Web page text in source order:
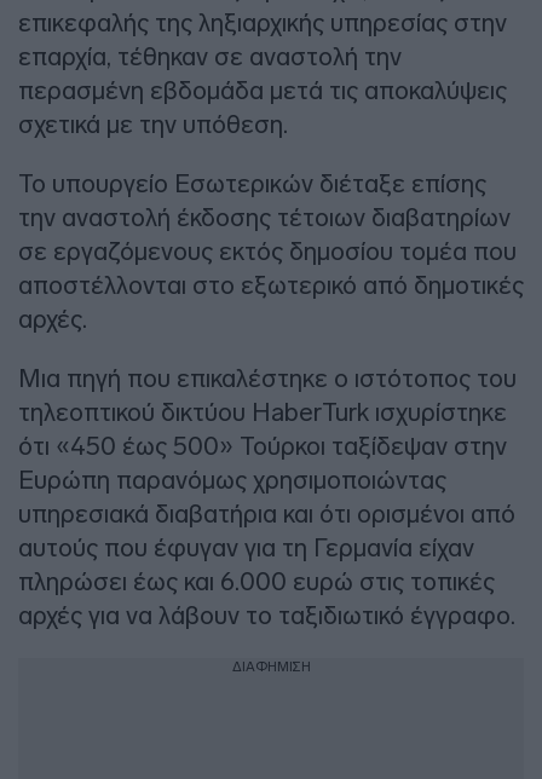
επικεφαλής της ληξιαρχικής υπηρεσίας στην
επαρχία, τέθηκαν σε αναστολή την
περασμένη εβδομάδα μετά τις αποκαλύψεις
σχετικά με την υπόθεση.
Το υπουργείο Εσωτερικών διέταξε επίσης
την αναστολή έκδοσης τέτοιων διαβατηρίων
σε εργαζόμενους εκτός δημοσίου τομέα που
αποστέλλονται στο εξωτερικό από δημοτικές
αρχές.
Μια πηγή που επικαλέστηκε ο ιστότοπος του
τηλεοπτικού δικτύου HaberTurk ισχυρίστηκε
ότι «450 έως 500» Τούρκοι ταξίδεψαν στην
Ευρώπη παρανόμως χρησιμοποιώντας
υπηρεσιακά διαβατήρια και ότι ορισμένοι από
αυτούς που έφυγαν για τη Γερμανία είχαν
πληρώσει έως και 6.000 ευρώ στις τοπικές
αρχές για να λάβουν το ταξιδιωτικό έγγραφο.
ΔΙΑΦΗΜΙΣΗ